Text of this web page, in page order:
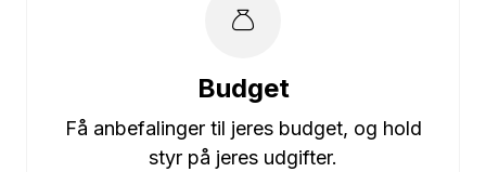
Budget
Få anbefalinger til jeres budget, og hold
styr på jeres udgifter.